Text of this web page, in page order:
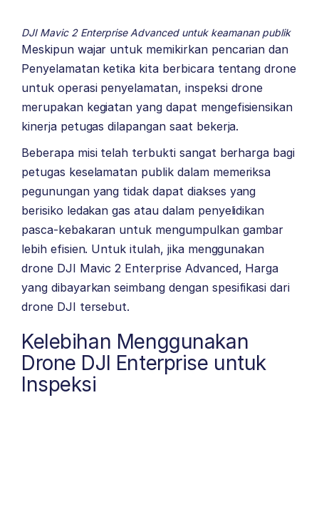
DJI Mavic 2 Enterprise Advanced untuk keamanan publik
Meskipun wajar untuk memikirkan pencarian dan
Penyelamatan ketika kita berbicara tentang drone
untuk operasi penyelamatan, inspeksi drone
merupakan kegiatan yang dapat mengefisiensikan
kinerja petugas dilapangan saat bekerja.
Beberapa misi telah terbukti sangat berharga bagi
petugas keselamatan publik dalam memeriksa
pegunungan yang tidak dapat diakses yang
berisiko ledakan gas atau dalam penyelidikan
pasca-kebakaran untuk mengumpulkan gambar
lebih efisien. Untuk itulah, jika menggunakan
drone DJI Mavic 2 Enterprise Advanced, Harga
yang dibayarkan seimbang dengan spesifikasi dari
drone DJI tersebut.
Kelebihan Menggunakan
Drone DJI Enterprise untuk
Inspeksi